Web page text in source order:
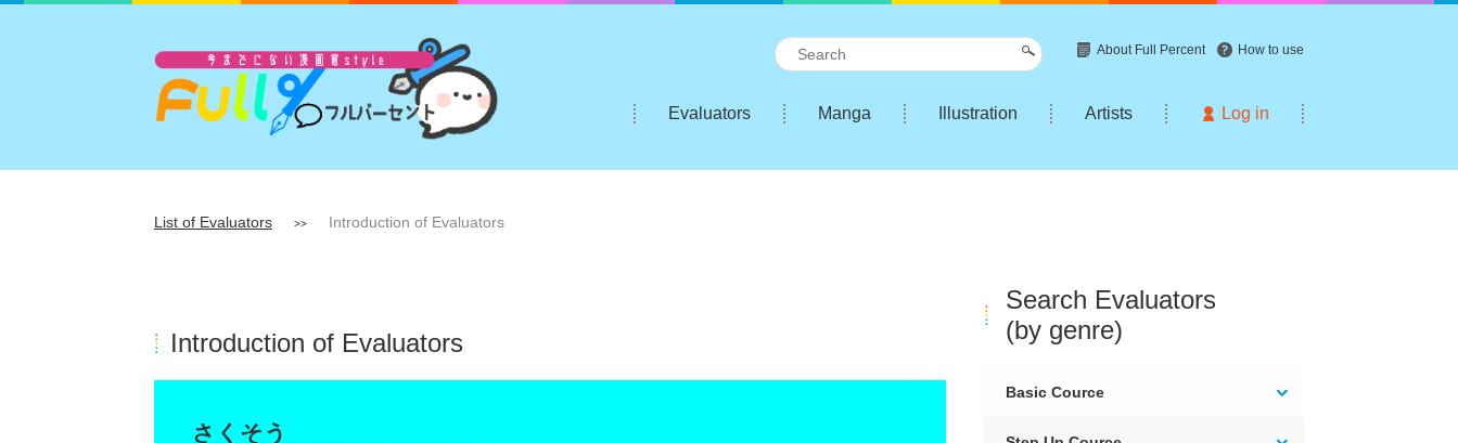
About Full Percent How to use
Evaluators Manga Illustration Artists Log in
List of Evaluators >> Introduction of Evaluators
Introduction of Evaluators
さくそう
Search Evaluators
(by genre)
Basic Cource